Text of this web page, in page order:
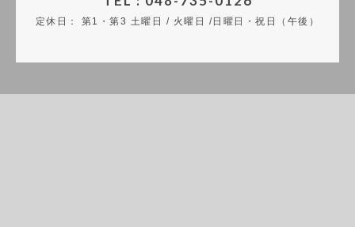
定休日： 第1・第3 土曜日 / 火曜日 /日曜日・祝日（午後）